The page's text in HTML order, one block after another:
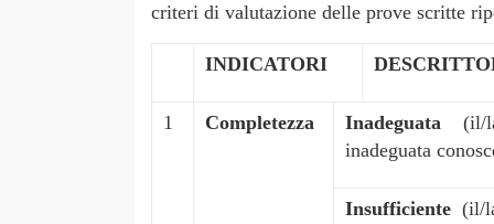
criteri di valutazione delle prove scritte
INDICATORI
1 Completezza Inadeguata(il/
inadeguata
Insufficiente(il/